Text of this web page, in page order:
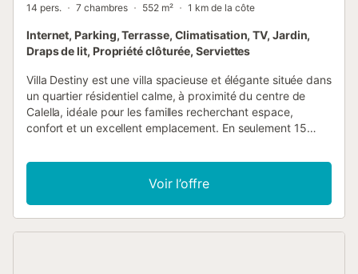
14 pers. 7 chambres 552 m² 1 km de la côte
Internet, Parking, Terrasse, Climatisation, TV, Jardin,
Draps de lit, Propriété clôturée, Serviettes
Villa Destiny est une villa spacieuse et élégante située dans
un quartier résidentiel calme, à proximité du centre de
Calella, idéale pour les familles recherchant espace,
confort et un excellent emplacement. En seulement 15
tous les services : plage, magasins, restaurants et
supermarchés. Emplacement privilégié Calella dispose
d'une longue plage de sable, de bars de plage et d'une
large offre de sports nautiques. Pour ceux qui préfèrent
Voir l’offre